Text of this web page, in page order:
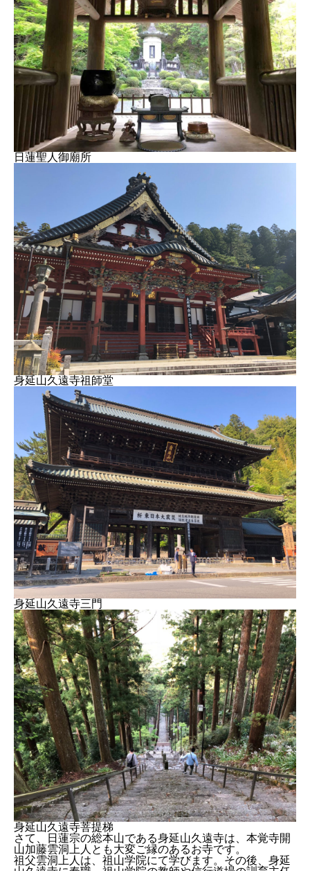
日蓮聖人御廟所
身延山久遠寺祖師堂
身延山久遠寺三門
身延山久遠寺菩提梯
さて、日蓮宗の総本山である身延山久遠寺は、本覚寺開
山加藤雲洞上人とも大変ご縁のあるお寺です。
祖父雲洞上人は、祖山学院にて学びます。その後、身延